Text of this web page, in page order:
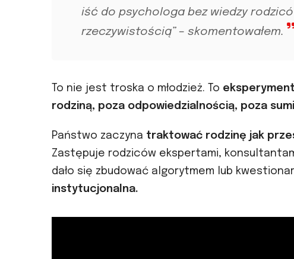
iść do psychologa bez wiedzy
rzeczywistością” – skomentowałem.
To nie jest troska o młodzież. To
rodziną, poza odpowiedzialnością, poza
Państwo zaczyna traktować rodzinę jak
Zastępuje rodziców ekspertami,
dało się zbudować algorytmem lub
instytucjonalna.